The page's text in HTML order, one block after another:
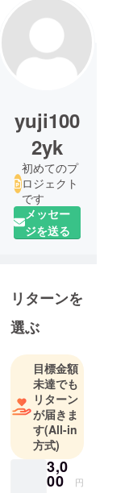
yuji100
2yk
初めてのプ
ロジェクト
です
メッセー
ジを送る
リターンを
選ぶ
目標金額
未達でも
リターン
が届きま
す(All-in
方式)
3,0
00 円